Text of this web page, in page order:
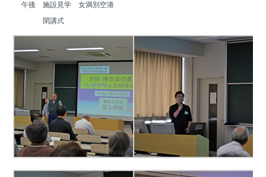
午後　施設見学　女満別空港
閉講式